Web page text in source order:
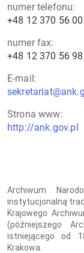
numer telefonu:
+48 12 370 56 00
numer fax:
+48 12 370 56 98
E-mail:
Strona www:
http://ank.gov.pl
Archiwum
instytucjonalną
Krajowego
(późniejszego
istniejącego od
Krakowa.